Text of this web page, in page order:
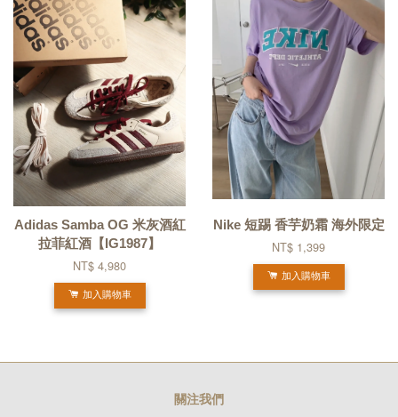
Adidas Samba OG 米灰酒紅
拉菲紅酒【IG1987】
NT$ 4,980
加入購物車
Nike 短踢 香芋奶霜 海外限定
NT$ 1,399
加入購物車
關注我們